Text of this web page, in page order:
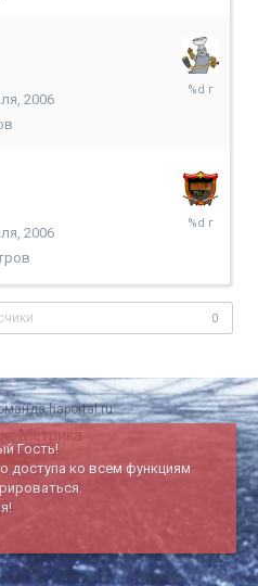
2006
16
2006
13
0
haportal.ru
Гость!
доступа ко всем функциям